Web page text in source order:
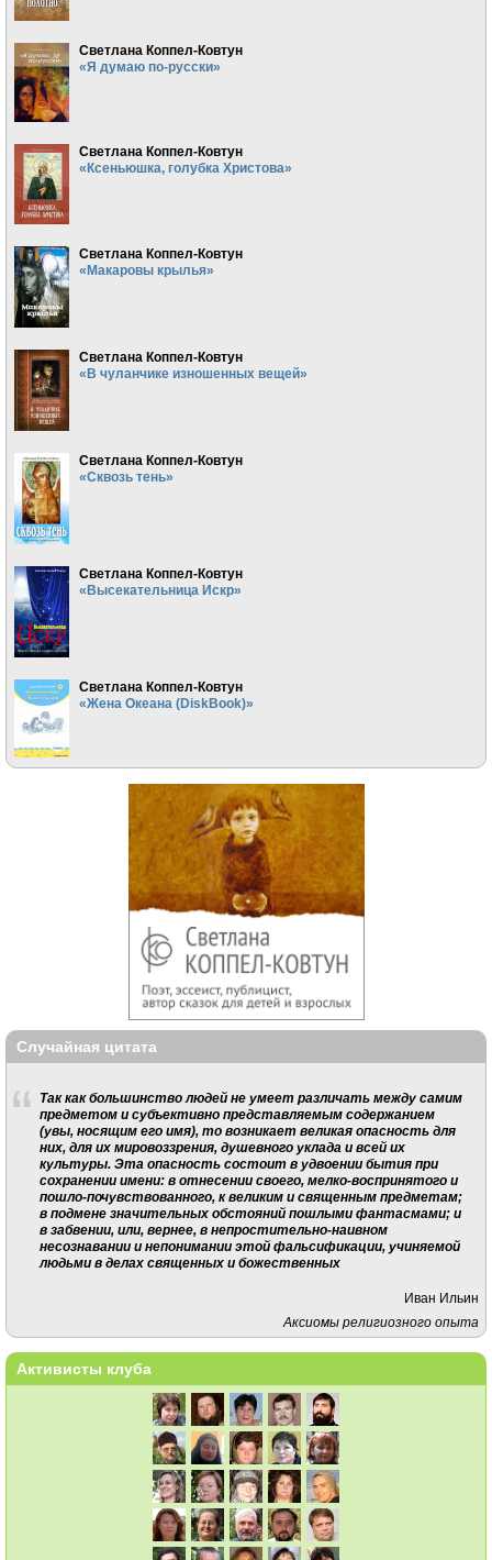
Светлана Коппел-Ковтун
«Я думаю по-русски»
Светлана Коппел-Ковтун
«Ксеньюшка, голубка Христова»
Светлана Коппел-Ковтун
«Макаровы крылья»
Светлана Коппел-Ковтун
«В чуланчике изношенных вещей»
Светлана Коппел-Ковтун
«Сквозь тень»
Светлана Коппел-Ковтун
«Высекательница Искр»
Светлана Коппел-Ковтун
«Жена Океана (DiskBook)»
Случайная цитата
Так как большинство людей не умеет различать между самим
предметом и субъективно представляемым содержанием
(увы, носящим его имя), то возникает великая опасность для
них, для их мировоззрения, душевного уклада и всей их
культуры. Эта опасность состоит в удвоении бытия при
сохранении имени: в отнесении своего, мелко-воспринятого и
пошло-почувствованного, к великим и священным предметам;
в подмене значительных обстояний пошлыми фантасмами; и
в забвении, или, вернее, в непростительно-наивном
несознавании и непонимании этой фальсификации, учиняемой
людьми в делах священных и божественных
Иван Ильин
Аксиомы религиозного опыта
Активисты клуба